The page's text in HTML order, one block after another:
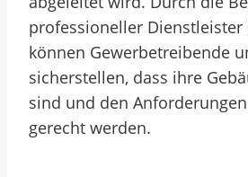
professioneller
können Gewerbetreibende
sicherstellen, dass ihre
sind und den
gerecht werden.